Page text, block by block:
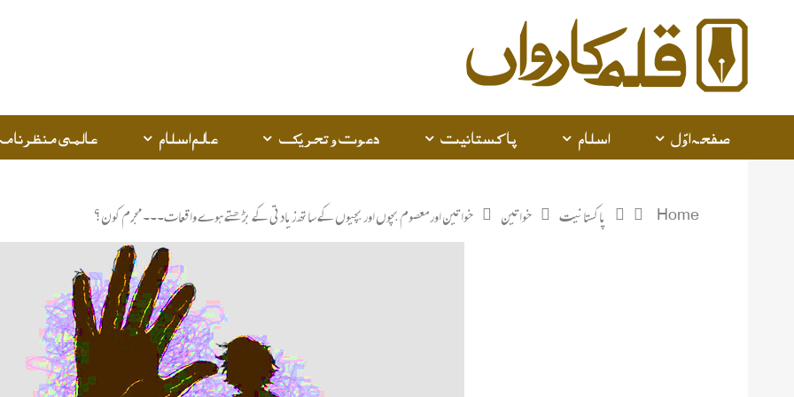
صفحہ اوّل اسلام پاکستانیت دعوت و تحریک عالم اسلام عالمی
Home پاکستانیت خواتین خواتین اور معصوم بچوں اور بچیوں کے ساتھ زیادتی کے بڑھتے ہوے واقعات۔۔۔ مجرم کون؟